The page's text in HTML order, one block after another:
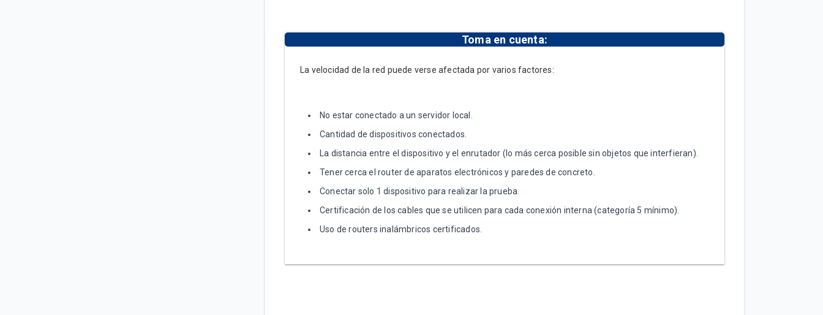
Toma en cuenta:
La velocidad de la red puede verse afectada por varios factores:
No estar conectado a un servidor local.
Cantidad de dispositivos conectados.
La distancia entre el dispositivo y el enrutador (lo más cerca posible sin objetos que interfieran).
Tener cerca el router de aparatos electrónicos y paredes de concreto.
Conectar solo 1 dispositivo para realizar la prueba.
Certificación de los cables que se utilicen para cada conexión interna (categoría 5 mínimo).
Uso de routers inalámbricos certificados.